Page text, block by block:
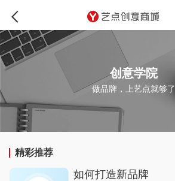
创意学院
做品牌，上艺点就够了
精彩推荐
如何打造新品牌